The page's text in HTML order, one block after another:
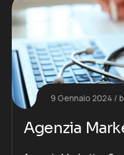
9 Gennaio 2024
Agenzia